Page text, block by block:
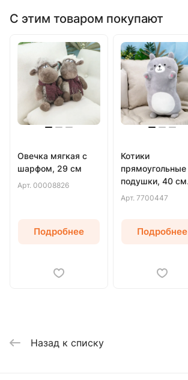
С этим товаром покупают
Овечка мягкая с
шарфом, 29 см
Арт. 00008826
Подробнее
Котики
прямоугольные
подушки, 40 см
(Серый)
Арт. 7700447
Подробнее
Назад к списку